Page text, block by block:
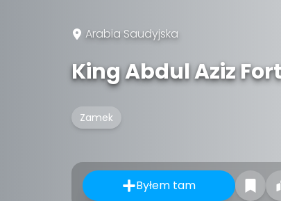
Arabia Saudyjska
King Abdul Aziz
Zamek
Byłem tam